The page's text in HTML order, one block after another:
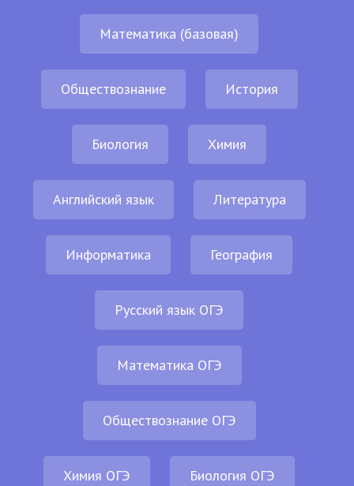
Математика (базовая)
Обществознание История
Биология Химия
Английский язык Литература
Информатика География
Русский язык ОГЭ
Математика ОГЭ
Обществознание ОГЭ
Химия ОГЭ Биология ОГЭ